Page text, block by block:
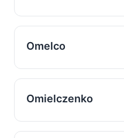
Omelco
Omielczenko